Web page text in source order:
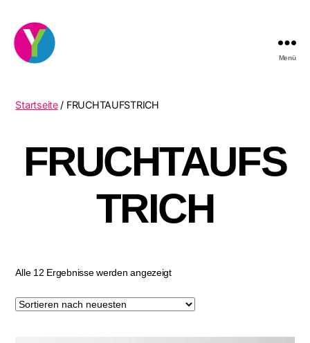
Menü
Startseite/ FRUCHTAUFSTRICH
FRUCHTAUFS
TRICH
Alle 12 Ergebnisse werden angezeigtNach
sortiert